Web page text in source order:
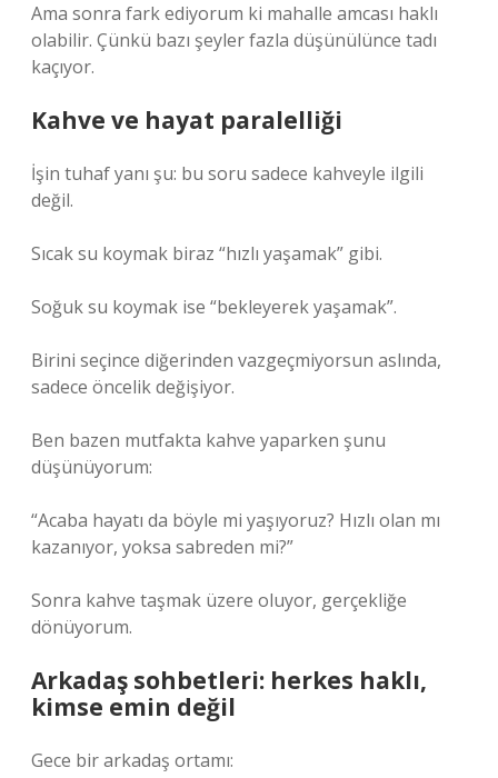
Ama sonra fark ediyorum ki mahalle amcası haklı
olabilir. Çünkü bazı şeyler fazla düşünülünce tadı
kaçıyor.
Kahve ve hayat paralelliği
İşin tuhaf yanı şu: bu soru sadece kahveyle ilgili
değil.
Sıcak su koymak biraz “hızlı yaşamak” gibi.
Soğuk su koymak ise “bekleyerek yaşamak”.
Birini seçince diğerinden vazgeçmiyorsun aslında,
sadece öncelik değişiyor.
Ben bazen mutfakta kahve yaparken şunu
düşünüyorum:
“Acaba hayatı da böyle mi yaşıyoruz? Hızlı olan mı
kazanıyor, yoksa sabreden mi?”
Sonra kahve taşmak üzere oluyor, gerçekliğe
dönüyorum.
Arkadaş sohbetleri: herkes haklı,
kimse emin değil
Gece bir arkadaş ortamı: